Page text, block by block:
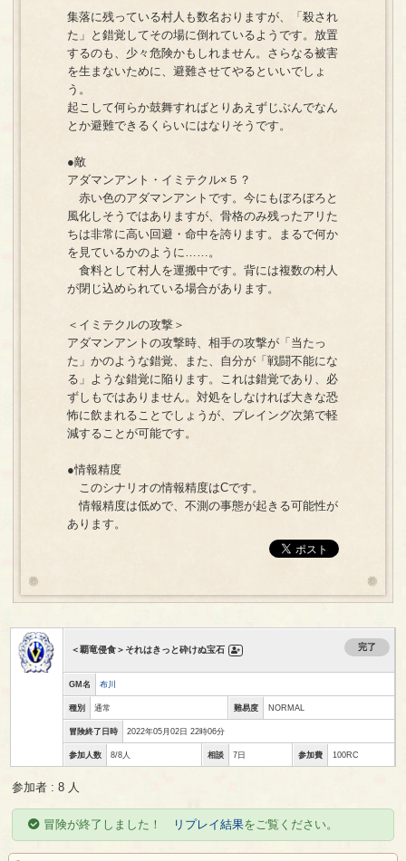
集落に残っている村人も数名おりますが、「殺され
た」と錯覚してその場に倒れているようです。放置
するのも、少々危険かもしれません。さらなる被害
を生まないために、避難させてやるといいでしょ
う。
起こして何らか鼓舞すればとりあえずじぶんでなん
とか避難できるくらいにはなりそうです。
●敵
アダマンアント・イミテクル×５？
赤い色のアダマンアントです。今にもぼろぼろと
風化しそうではありますが、骨格のみ残ったアリた
ちは非常に高い回避・命中を誇ります。まるで何か
を見ているかのように……。
食料として村人を運搬中です。背には複数の村人
が閉じ込められている場合があります。
＜イミテクルの攻撃＞
アダマンアントの攻撃時、相手の攻撃が「当たっ
た」かのような錯覚、また、自分が「戦闘不能にな
る」ような錯覚に陥ります。これは錯覚であり、必
ずしもではありません。対処をしなければ大きな恐
怖に飲まれることでしょうが、プレイング次第で軽
減することが可能です。
●情報精度
このシナリオの情報精度はCです。
情報精度は低めで、不測の事態が起きる可能性が
あります。
＜覇竜侵食＞それはきっと砕けぬ宝石 完了
GM名 布川
種別 通常 難易度 NORMAL
冒険終了日時 2022年05月02日 22時06分
参加人数 8/8人 相談 7日 参加費 100RC
参加者 : 8 人
冒険が終了しました！ リプレイ結果をご覧ください。